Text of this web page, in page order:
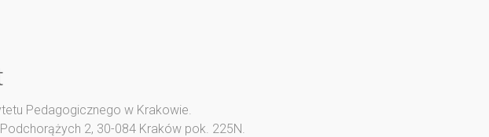
Pedagogicznego w Krakowie.
2, 30-084 Kraków pok. 225N.